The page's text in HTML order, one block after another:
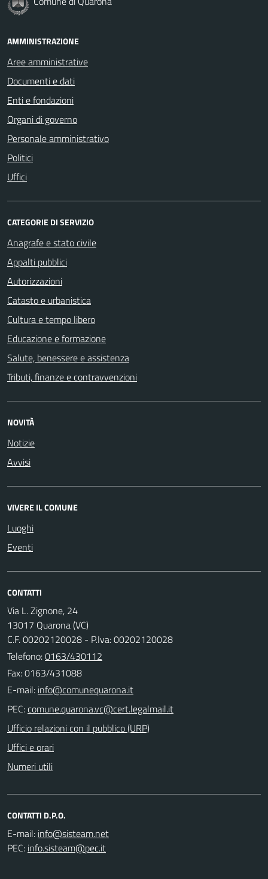
AMMINISTRAZIONE
Aree amministrative
Documenti e dati
Enti e fondazioni
Organi di governo
Personale amministrativo
Politici
Uffici
CATEGORIE DI SERVIZIO
Anagrafe e stato civile
Appalti pubblici
Autorizzazioni
Catasto e urbanistica
Cultura e tempo libero
Educazione e formazione
Salute, benessere e assistenza
Tributi, finanze e contravvenzioni
NOVITÀ
Notizie
Avvisi
VIVERE IL COMUNE
Luoghi
Eventi
CONTATTI
Via L. Zignone, 24
13017 Quarona (VC)
C.F. 00202120028 - P.Iva: 00202120028
Telefono:0163/430112
Fax: 0163/431088
E-mail:
PEC:
Ufficio relazioni con il pubblico (URP)
Uffici e orari
Numeri utili
CONTATTI D.P.O.
E-mail:
PEC: